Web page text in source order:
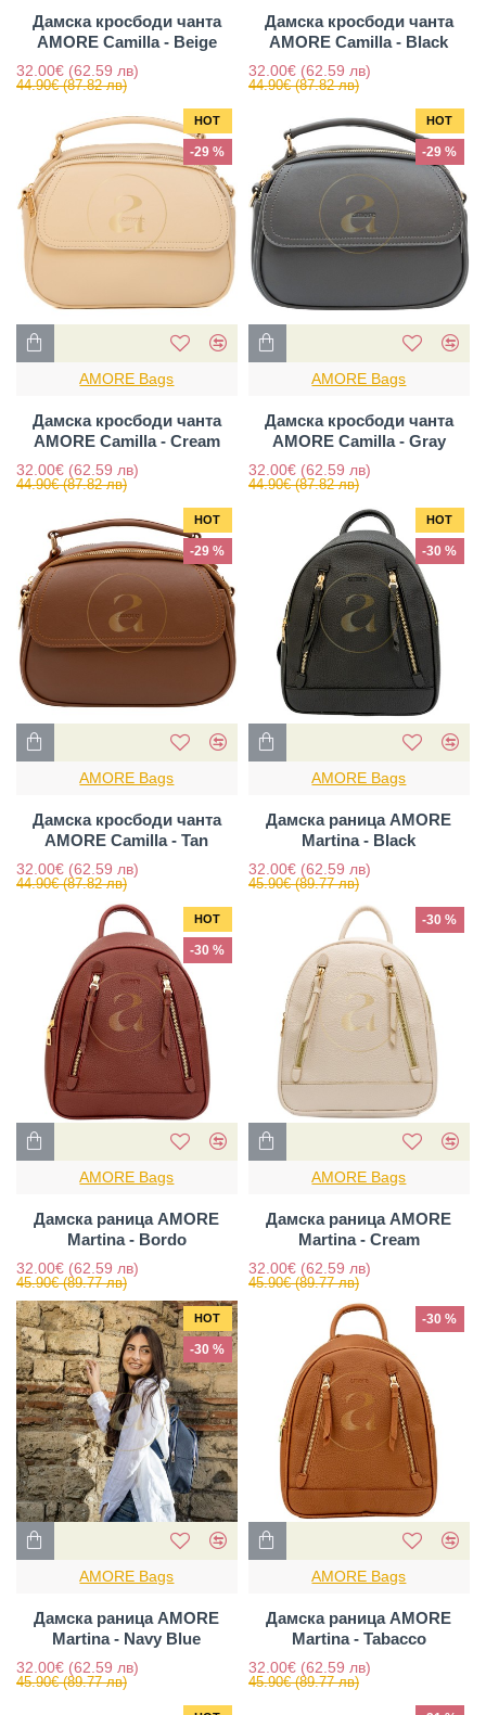
Дамска кросбоди чанта
AMORE Camilla - Beige
32.00€ (62.59 лв)
44.90€(87.82 лв)
Дамска кросбоди чанта
AMORE Camilla - Black
32.00€ (62.59 лв)
44.90€(87.82 лв)
HOT
-29 %
AMORE Bags
Дамска кросбоди чанта
AMORE Camilla - Cream
32.00€ (62.59 лв)
44.90€(87.82 лв)
HOT
-29 %
AMORE Bags
Дамска кросбоди чанта
AMORE Camilla - Gray
32.00€ (62.59 лв)
44.90€(87.82 лв)
HOT
-29 %
AMORE Bags
Дамска кросбоди чанта
AMORE Camilla - Tan
32.00€ (62.59 лв)
44.90€(87.82 лв)
HOT
-30 %
AMORE Bags
Дамска раница AMORE
Martina - Black
32.00€ (62.59 лв)
45.90€(89.77 лв)
HOT
-30 %
AMORE Bags
Дамска раница AMORE
Martina - Bordo
32.00€ (62.59 лв)
45.90€(89.77 лв)
-30 %
AMORE Bags
Дамска раница AMORE
Martina - Cream
32.00€ (62.59 лв)
45.90€(89.77 лв)
HOT
-30 %
AMORE Bags
Дамска раница AMORE
Martina - Navy Blue
32.00€ (62.59 лв)
45.90€(89.77 лв)
-30 %
AMORE Bags
Дамска раница AMORE
Martina - Tabacco
32.00€ (62.59 лв)
45.90€(89.77 лв)